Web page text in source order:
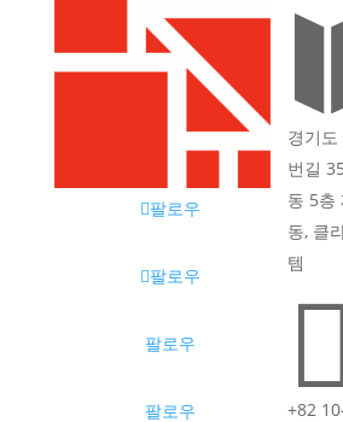
팔로우
팔로우
팔로우
팔로우
경기
번길
동 5층
동, 클
템
+82